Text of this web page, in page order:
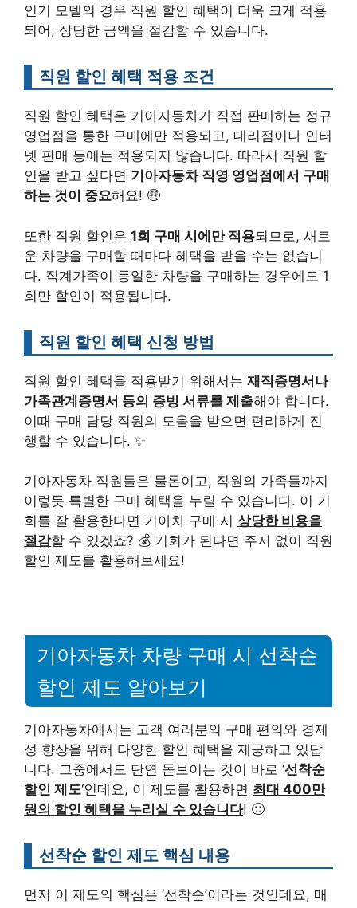
인기 모델의 경우 직원 할인 혜택이 더욱 크게 적용
되어, 상당한 금액을 절감할 수 있습니다.
직원 할인 혜택 적용 조건
직원 할인 혜택은 기아자동차가 직접 판매하는 정규
영업점을 통한 구매에만 적용되고, 대리점이나 인터
넷 판매 등에는 적용되지 않습니다. 따라서 직원 할
인을 받고 싶다면 기아자동차 직영 영업점에서 구매
하는 것이 중요해요! 🤑
또한 직원 할인은 1회 구매 시에만 적용되므로, 새로
운 차량을 구매할 때마다 혜택을 받을 수는 없습니
다. 직계가족이 동일한 차량을 구매하는 경우에도 1
회만 할인이 적용됩니다.
직원 할인 혜택 신청 방법
직원 할인 혜택을 적용받기 위해서는 재직증명서나
가족관계증명서 등의 증빙 서류를 제출해야 합니다.
이때 구매 담당 직원의 도움을 받으면 편리하게 진
행할 수 있습니다. ✨
기아자동차 직원들은 물론이고, 직원의 가족들까지
이렇듯 특별한 구매 혜택을 누릴 수 있습니다. 이 기
회를 잘 활용한다면 기아차 구매 시 상당한 비용을
절감할 수 있겠죠? 💰 기회가 된다면 주저 없이 직원
할인 제도를 활용해보세요!
기아자동차 차량 구매 시 선착순
할인 제도 알아보기
기아자동차에서는 고객 여러분의 구매 편의와 경제
성 향상을 위해 다양한 할인 혜택을 제공하고 있답
니다. 그중에서도 단연 돋보이는 것이 바로 ‘선착순
할인 제도‘인데요, 이 제도를 활용하면 최대 400만
원의 할인 혜택을 누리실 수 있습니다! 🙂
선착순 할인 제도 핵심 내용
먼저 이 제도의 핵심은 ‘선착순’이라는 것인데요, 매